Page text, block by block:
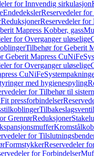
for Innvendig sirkulasjon
EndedekslerReservedeler
ReduksjonerReservedeler for
Mapress Kobber, gass
for Overganger uløselige
Tilbehør for Geberit
Geberit Mapress CuNiFe
for Overganger uløselige
CuNiFe
med hygienespyling
for Tilbehør til
pressforbindelser
GrenrørReduksjoner
for
FormstykkerReservedeler
for Forbindelser